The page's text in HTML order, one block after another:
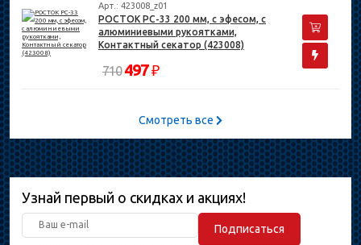
Арт.: 423008_z01
РОСТОК PC-33 200 мм, с эфесом, с
алюминиевыми рукоятками,
Контактный секатор (423008)
710 497₽
Смотреть все
Узнай первый о скидках и акциях!
Подписаться